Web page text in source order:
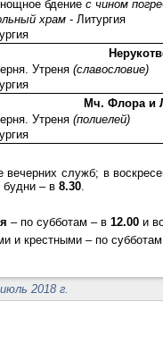
бдение с чином
храм- Литургия
Утреня (славословие)
Мч. Флора и
Утреня (полиелей)
вечерних служб; в
– в 8.30.
– по субботам – в 12.00и
и крестными – по
2018 г.